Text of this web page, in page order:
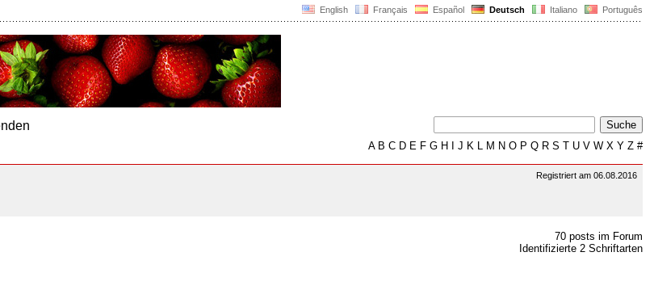
English Français Español Deutsch Italiano Português
AB C D E F G H J K L M N O P Q R S T U V W X Y Z #
Registriert am 06.08.2016
70 posts im Forum
Identifizierte 2 Schriftarten